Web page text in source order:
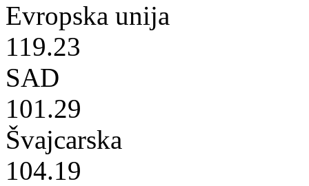
Evropska unija
119.23
SAD
101.29
Švajcarska
104.19